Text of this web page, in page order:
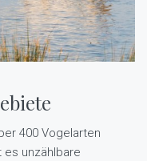
400 Vogelarten
unzählbare